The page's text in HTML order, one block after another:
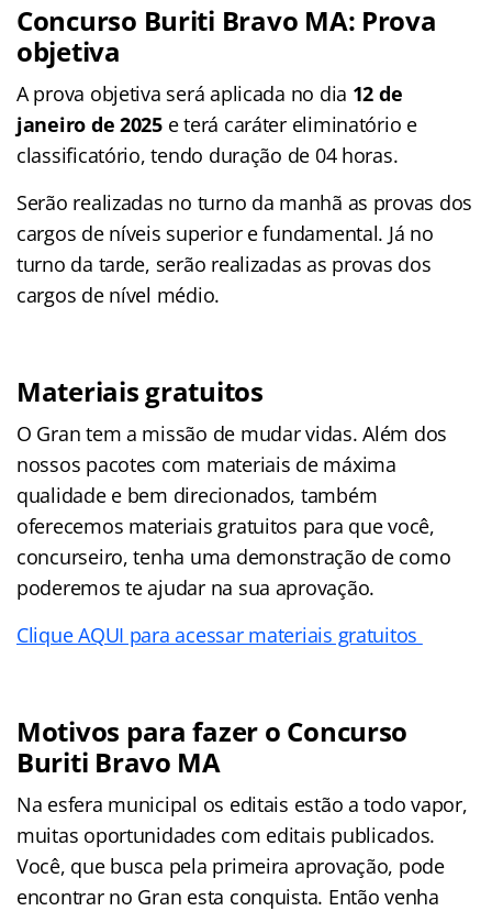
Concurso Buriti Bravo MA: Prova
objetiva
A prova objetiva será aplicada no dia 12 de
janeiro de 2025e terá caráter eliminatório e
classificatório, tendo duração de 04 horas.
Serão realizadas no turno da manhã as provas dos
cargos de níveis superior e fundamental. Já no
turno da tarde, serão realizadas as provas dos
cargos de nível médio.
Materiais gratuitos
O Gran tem a missão de mudar vidas. Além dos
nossos pacotes com materiais de máxima
qualidade e bem direcionados, também
oferecemos materiais gratuitos para que você,
concurseiro, tenha uma demonstração de como
poderemos te ajudar na sua aprovação.
Clique AQUI para acessar materiais gratuitos
Motivos para fazer o Concurso
Buriti Bravo MA
Na esfera municipal os editais estão a todo vapor,
muitas oportunidades com editais publicados.
Você, que busca pela primeira aprovação, pode
encontrar no Gran esta conquista. Então venha